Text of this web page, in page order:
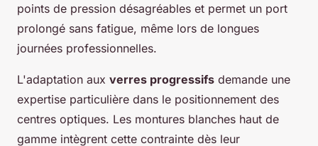
points de pression désagréables et permet un port
prolongé sans fatigue, même lors de longues
journées professionnelles.
L'adaptation aux verres progressifs demande une
expertise particulière dans le positionnement des
centres optiques. Les montures blanches haut de
gamme intègrent cette contrainte dès leur